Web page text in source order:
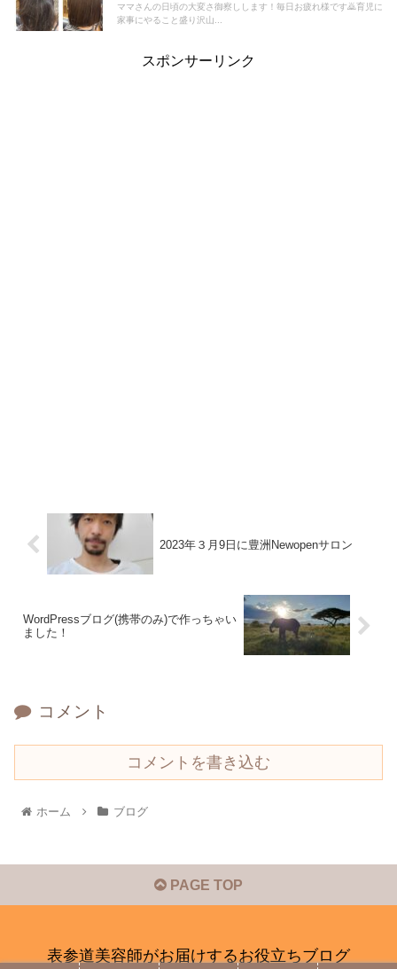
ママさんの日頃の大変さ御察しします！毎日お疲れ様です🙇育児に
家事にやること盛り沢山...
スポンサーリンク
2023年３月9日に豊洲Newopenサロン
WordPressブログ(携帯のみ)で作っちゃい
ました！
コメント
コメントを書き込む
ホーム ブログ
PAGE TOP
表参道美容師がお届けするお役立ちブログ